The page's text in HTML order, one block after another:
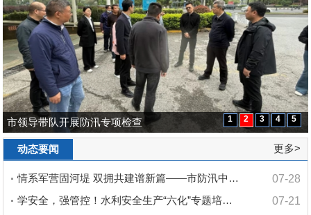
市人大常委会视察水权改革工作情...
市领导带队开展防汛专项检查
无锡市人民政府副市长卢敏开展锡...
市人大常委会视察防汛减灾工作
凝聚政协委员力量，守护美丽幸福... 1 2 3 4 5
动态要闻 更多>
情系军营固河堤 双拥共建谱新篇——市防汛中心...
07-28
学安全，强管控！水利安全生产“六化”专题培训...
07-21